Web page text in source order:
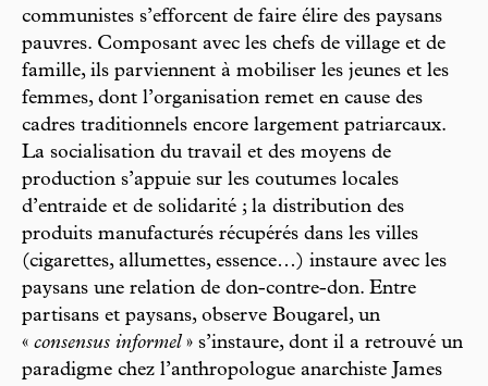
communistes s’efforcent de faire élire des paysans
pauvres. Composant avec les chefs de village et de
famille, ils parviennent à mobiliser les jeunes et les
femmes, dont l’organisation remet en cause des
cadres traditionnels encore largement patriarcaux.
La socialisation du travail et des moyens de
production s’appuie sur les coutumes locales
d’entraide et de solidarité ; la distribution des
produits manufacturés récupérés dans les villes
(cigarettes, allumettes, essence…) instaure avec les
paysans une relation de don-contre-don. Entre
partisans et paysans, observe Bougarel, un
« consensus informel» s’instaure, dont il a retrouvé un
paradigme chez l’anthropologue anarchiste James